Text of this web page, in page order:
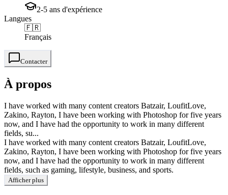
2-5 ans d'expérience
Langues
🇫🇷
Français
Contacter
À propos
I have worked with many content creators Batzair, LoufitLove,
Zakino, Rayton, I have been working with Photoshop for five years
now, and I have had the opportunity to work in many different
fields, su...
I have worked with many content creators Batzair, LoufitLove,
Zakino, Rayton, I have been working with Photoshop for five years
now, and I have had the opportunity to work in many different
fields, such as gaming, lifestyle, business, and sports.
Afficher plus